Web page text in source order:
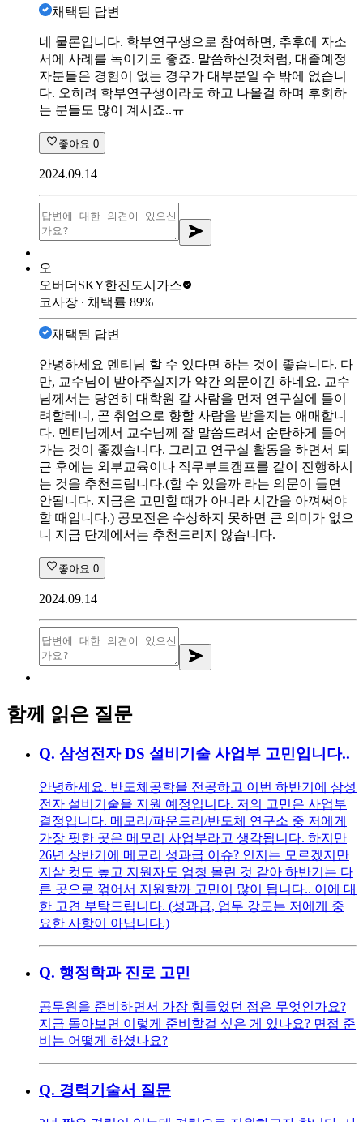
채택된 답변
네 물론입니다. 학부연구생으로 참여하면, 추후에 자소
서에 사례를 녹이기도 좋죠. 말씀하신것처럼, 대졸예정
자분들은 경험이 없는 경우가 대부분일 수 밖에 없습니
다. 오히려 학부연구생이라도 하고 나올걸 하며 후회하
는 분들도 많이 계시죠..ㅠ
좋아요 0
2024.09.14
오
오버더SKY한진도시가스
코사장 ∙ 채택률 89%
채택된 답변
안녕하세요 멘티님 할 수 있다면 하는 것이 좋습니다. 다
만, 교수님이 받아주실지가 약간 의문이긴 하네요. 교수
님께서는 당연히 대학원 갈 사람을 먼저 연구실에 들이
려할테니, 곧 취업으로 향할 사람을 받을지는 애매합니
다. 멘티님께서 교수님께 잘 말씀드려서 순탄하게 들어
가는 것이 좋겠습니다. 그리고 연구실 활동을 하면서 퇴
근 후에는 외부교육이나 직무부트캠프를 같이 진행하시
는 것을 추천드립니다.(할 수 있을까 라는 의문이 들면
안됩니다. 지금은 고민할 때가 아니라 시간을 아껴써야
할 때입니다.) 공모전은 수상하지 못하면 큰 의미가 없으
니 지금 단계에서는 추천드리지 않습니다.
좋아요 0
2024.09.14
함께 읽은 질문
Q. 삼성전자 DS 설비기술 사업부 고민입니다..
안녕하세요. 반도체공학을 전공하고 이번 하반기에 삼성
전자 설비기술을 지원 예정입니다. 저의 고민은 사업부
결정입니다. 메모리/파운드리/반도체 연구소 중 저에게
가장 핏한 곳은 메모리 사업부라고 생각됩니다. 하지만
26년 상반기에 메모리 성과급 이슈? 인지는 모르겠지만
지샅 컷도 높고 지원자도 엄청 몰린 것 같아 하반기는 다
른 곳으로 꺾어서 지원할까 고민이 많이 됩니다.. 이에 대
한 고견 부탁드립니다. (성과급, 업무 강도는 저에게 중
요한 사항이 아닙니다.)
Q. 행정학과 진로 고민
공무원을 준비하면서 가장 힘들었던 점은 무엇인가요?
지금 돌아보면 이렇게 준비할걸 싶은 게 있나요? 면접 준
비는 어떻게 하셨나요?
Q. 경력기술서 질문